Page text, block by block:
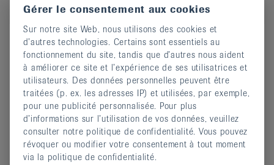
Commander
Trouver et commander toutes les publications
dans la boutique
Informations complémentaires
Gérer le consentement aux cookies
Sur notre site Web, nous utilisons des cookies et
d’autres technologies. Certains sont essentiels au
fonctionnement du site, tandis que d’autres nous aident
à améliorer ce site et l’expérience de ses utilisatrices et
utilisateurs. Des données personnelles peuvent être
traitées (p. ex. les adresses IP) et utilisées, par exemple,
pour une publicité personnalisée. Pour plus
d’informations sur l’utilisation de vos données, veuillez
consulter notre politique de confidentialité. Vous pouvez
révoquer ou modifier votre consentement à tout moment
via la politique de confidentialité.